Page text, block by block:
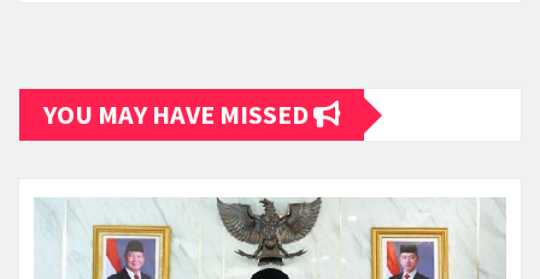
YOU MAY HAVE MISSED